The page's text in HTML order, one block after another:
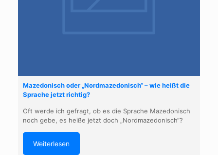
Mazedonisch oder „Nordmazedonisch“ – wie heißt die
Sprache jetzt richtig?
Oft werde ich gefragt, ob es die Sprache Mazedonisch
noch gebe, es heiße jetzt doch „Nordmazedonisch“?
Weiterlesen